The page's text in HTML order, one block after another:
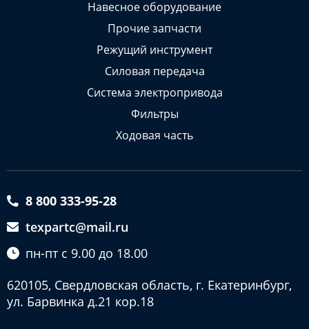
Навесное оборудование
Прочие запчасти
Режущий инструмент
Силовая передача
Система электропривода
Фильтры
Ходовая часть
8 800 333-95-28
texpartc@mail.ru
пн-пт с 9.00 до 18.00
620105, Свердловская область, г. Екатеринбург,
ул. Барвинка д.21 кор.18